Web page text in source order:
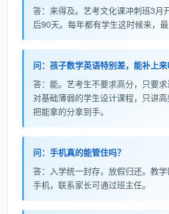
答：来得及。艺考文化课冲刺班3月
后90天。每年都有学生这时候来，最
问：孩子数学英语特别差，能补上来
答：能。艺考生不要求高分，只要
对基础薄弱的学生设计课程，只讲高
把能拿的分拿到手。
问：手机真的能管住吗？
答：入学统一封存，放假归还。教
手机，联系家长可通过班主任。